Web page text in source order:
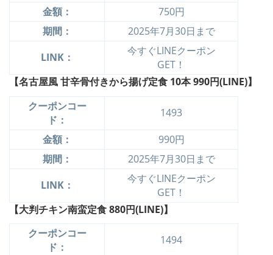
金額：
750円
期間：
2025年7月30日まで
LINK：
今すぐLINEクーポン
GET！
【名古屋風 甘辛骨付きから揚げ定食 10本990円(LINE)】
クーポンコー
ド：
1493
金額：
990円
期間：
2025年7月30日まで
LINK：
今すぐLINEクーポン
GET！
【大判チキン南蛮定食880円(LINE)】
クーポンコー
ド：
1494